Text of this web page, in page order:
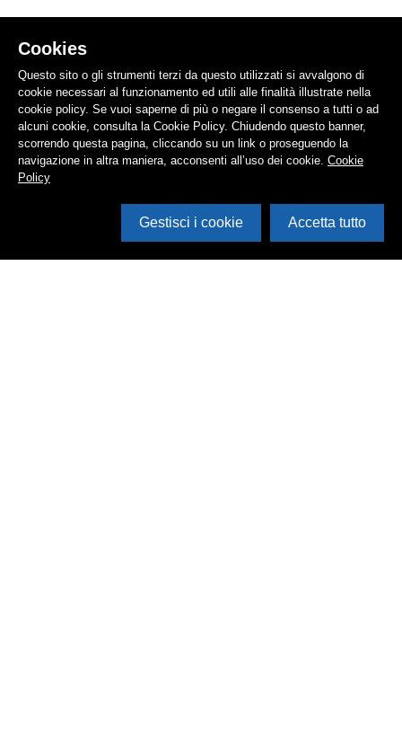
Cookies
Questo sito o gli strumenti terzi da questo utilizzati si avvalgono di
cookie necessari al funzionamento ed utili alle finalità illustrate nella
cookie policy. Se vuoi saperne di più o negare il consenso a tutti o ad
alcuni cookie, consulta la Cookie Policy. Chiudendo questo banner,
scorrendo questa pagina, cliccando su un link o proseguendo la
navigazione in altra maniera, acconsenti all’uso dei cookie. Cookie
Policy
Gestisci i cookie Accetta tutto